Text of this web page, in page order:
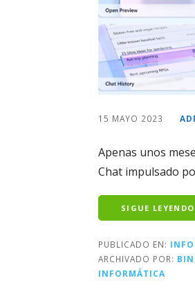
15 MAYO 2023
Apenas unos
Chat impulsado
SIGUE
PUBLICADO EN:
ARCHIVADO POR:
INFORMÁTICA